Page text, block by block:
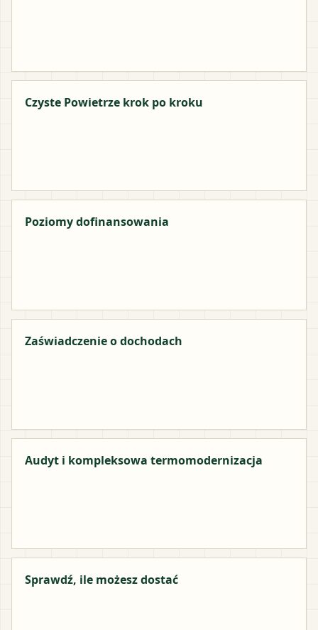
Czyste Powietrze krok po kroku
Poziomy dofinansowania
Zaświadczenie o dochodach
Audyt i kompleksowa termomodernizacja
Sprawdź, ile możesz dostać